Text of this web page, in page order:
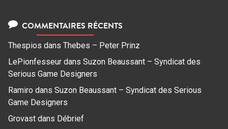
COMMENTAIRES RÉCENTS
Thespios dans Thebes – Peter Prinz
LePionfesseur dans Suzon Beaussant – Syndicat des
Serious Game Designers
Ramiro dans Suzon Beaussant – Syndicat des Serious
Game Designers
Grovast dans Débrief